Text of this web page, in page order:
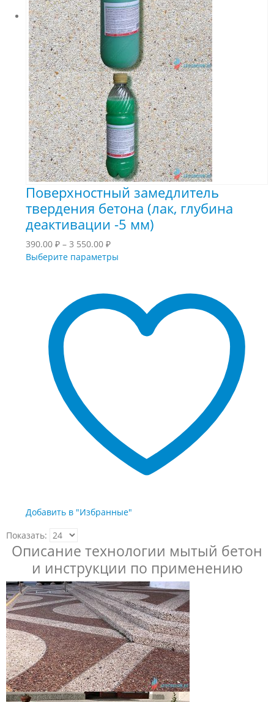
Поверхностный замедлитель
твердения бетона (лак, глубина
деактивации -5 мм)
390.00 ₽ – 3 550.00 ₽Диапазон
цен:
3
550.00 ₽
Выберите параметры
несколько
вариаций.
Опции
можно
Добавить в "Избранные"
Показать:
Описание технологии мытый бетон
и инструкции по применению